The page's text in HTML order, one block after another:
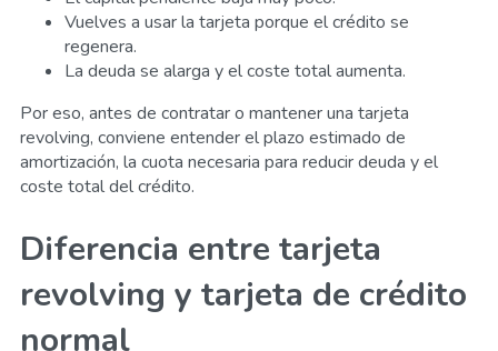
Vuelves a usar la tarjeta porque el crédito se
regenera.
La deuda se alarga y el coste total aumenta.
Por eso, antes de contratar o mantener una tarjeta
revolving, conviene entender el plazo estimado de
amortización, la cuota necesaria para reducir deuda y el
coste total del crédito.
Diferencia entre tarjeta
revolving y tarjeta de crédito
normal